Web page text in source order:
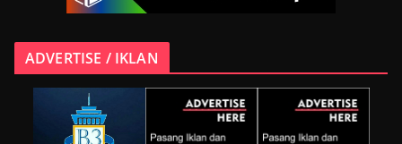
ADVERTISE / IKLAN